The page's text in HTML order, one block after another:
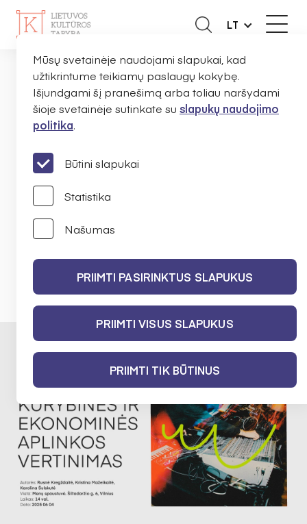
LT
PAGRINDINISNAUJIENOS PRANEŠIMAI KVIEČIAME Į
Kviečiame į tyrimo
„Menininkų kūrybinės ir
ekonominės aplinkos
vertinimas“ pristatymą
LIETUVOS KULTŪROS TARYBA
2025 M. GEGUŽĖS 14 D.
Mūsų svetainėje naudojami slapukai, kad
užtikrintume teikiamų paslaugų kokybę.
Išjundgami šį pranešimą arba toliau naršydami
šioje svetainėje sutinkate su slapukų naudojimo
politika.
Būtini slapukai
Statistika
Našumas
PRIIMTI PASIRINKTUS SLAPUKUS
PRIIMTI VISUS SLAPUKUS
PRIIMTI TIK BŪTINUS